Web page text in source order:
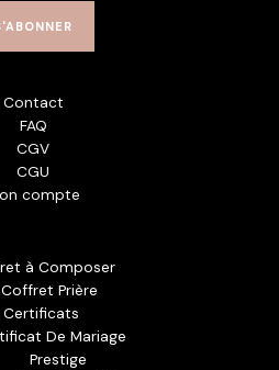
Contact
FAQ
CGV
CGU
compte
à Composer
Coffret Prière
Certificats
De Mariage
Prestige